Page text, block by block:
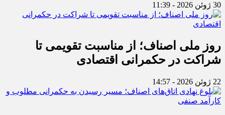
30 ژوئن 2026 - 11:39
روز ملی اصناف؛ از مناسبت تقویمی تا
شراکت در حکمرانی اقتصادی
22 ژوئن 2026 - 14:57